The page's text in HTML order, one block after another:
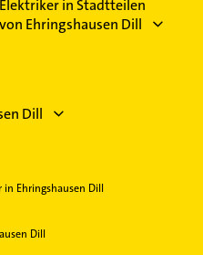
Elektriker in Stadtteilen
von Ehringshausen Dill
Dill
in Ehringshausen Dill
Dill